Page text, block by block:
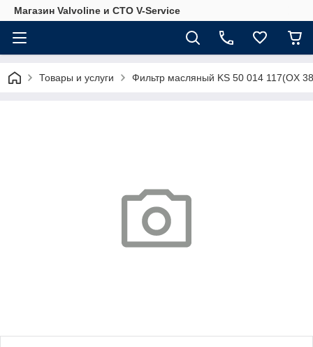
Магазин Valvoline и СТО V-Service
Товары и услуги Фильтр масляный KS 50 014 117(OX